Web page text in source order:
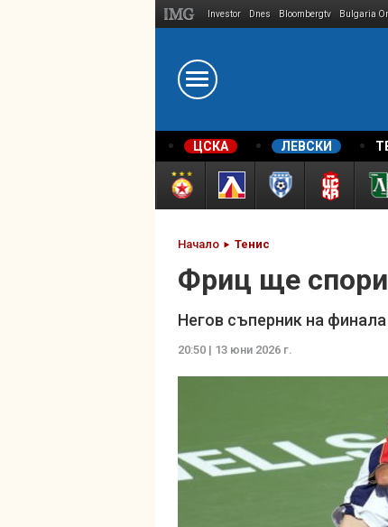
Investor Dnes Bloombergtv Bulgaria
ЦСКА ЛЕВСКИ
Начало Тенис
Фриц ще спори
Негов съперник на
20:50 | 13 юни 2026 г.